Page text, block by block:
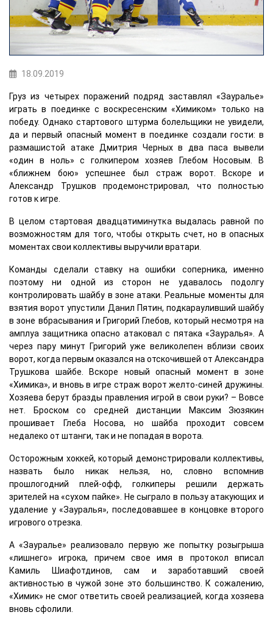
18.09.2019
Груз из четырех поражений подряд заставлял «Зауралье»
играть в поединке с воскресенским «Химиком» только на
победу. Однако стартового штурма болельщики не увидели,
да и первый опасный момент в поединке создали гости: в
размашистой атаке Дмитрия Черных в два паса вывели
«один в ноль» с голкипером хозяев Глебом Носовым. В
«ближнем бою» успешнее был страж ворот. Вскоре и
Александр Трушков продемонстрировал, что полностью
готов к игре.
В целом стартовая двадцатиминутка выдалась равной по
возможностям для того, чтобы открыть счет, но в опасных
моментах свои коллективы выручили вратари.
Команды сделали ставку на ошибки соперника, именно
поэтому ни одной из сторон не удавалось подолгу
контролировать шайбу в зоне атаки. Реальные моменты для
взятия ворот упустили Данил Пятин, подкарауливший шайбу
в зоне вбрасывания и Григорий Глебов, который несмотря на
амплуа защитника опасно атаковал с пятака «Зауралья». А
через пару минут Григорий уже великолепен вблизи своих
ворот, когда первым оказался на отскочившей от Александра
Трушкова шайбе. Вскоре новый опасный момент в зоне
«Химика», и вновь в игре страж ворот желто-синей дружины.
Хозяева берут бразды правления игрой в свои руки? – Вовсе
нет. Броском со средней дистанции Максим Зюзякин
прошивает Глеба Носова, но шайба проходит совсем
недалеко от штанги, так и не попадая в ворота.
Осторожным хоккей, который демонстрировали коллективы,
назвать было никак нельзя, но, словно вспомнив
прошлогодний плей-офф, голкиперы решили держать
зрителей на «сухом пайке». Не сыграло в пользу атакующих и
удаление у «Зауралья», последовавшее в концовке второго
игрового отрезка.
А «Зауралье» реализовало первую же попытку розыгрыша
«лишнего» игрока, причем свое имя в протокол вписал
Камиль Шиафотдинов, сам и заработавший своей
активностью в чужой зоне это большинство. К сожалению,
«Химик» не смог ответить своей реализацией, когда хозяева
вновь сфолили.